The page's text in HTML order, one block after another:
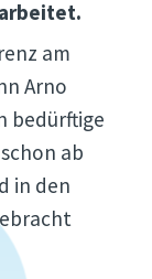
am
Arno
bedürftige
ab
in den